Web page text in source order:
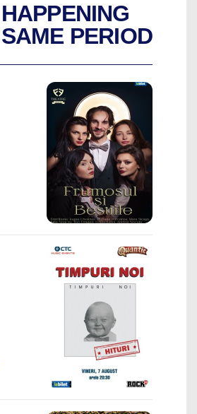
HAPPENING
SAME PERIOD